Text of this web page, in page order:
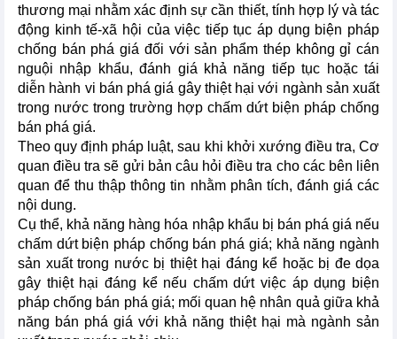
thương mại nhằm xác định sự cần thiết, tính hợp lý và tác
động kinh tế-xã hội của việc tiếp tục áp dụng biện pháp
chống bán phá giá đối với sản phẩm thép không gỉ cán
nguội nhập khẩu, đánh giá khả năng tiếp tục hoặc tái
diễn hành vi bán phá giá gây thiệt hại với ngành sản xuất
trong nước trong trường hợp chấm dứt biện pháp chống
bán phá giá.
Theo quy định pháp luật, sau khi khởi xướng điều tra, Cơ
quan điều tra sẽ gửi bản câu hỏi điều tra cho các bên liên
quan để thu thập thông tin nhằm phân tích, đánh giá các
nội dung.
Cụ thể, khả năng hàng hóa nhập khẩu bị bán phá giá nếu
chấm dứt biện pháp chống bán phá giá; khả năng ngành
sản xuất trong nước bị thiệt hại đáng kể hoặc bị đe dọa
gây thiệt hại đáng kể nếu chấm dứt việc áp dụng biện
pháp chống bán phá giá; mối quan hệ nhân quả giữa khả
năng bán phá giá với khả năng thiệt hại mà ngành sản